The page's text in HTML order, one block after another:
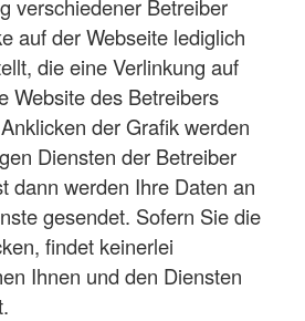
verschiedener Betreiber
auf der Webseite lediglich
die eine Verlinkung auf
Website des Betreibers
der Grafik werden
Diensten der Betreiber
dann werden Ihre Daten an
gesendet. Sofern Sie die
findet keinerlei
Ihnen und den Diensten